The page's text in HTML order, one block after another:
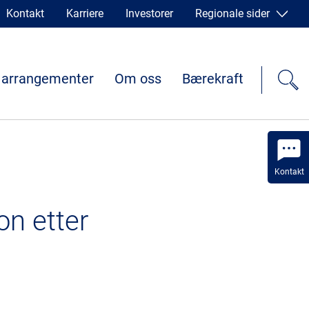
Kontakt
Kontakt Karriere Investorer Regionale sider
Om oss Bærekraft
etter